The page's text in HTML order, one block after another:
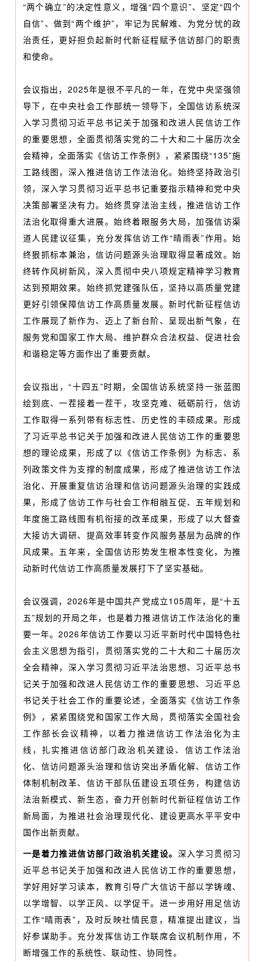
“两个确立”的决定性意义，增强“四个意识”、坚定“四个
自信”、做到“两个维护”，牢记为民解难、为党分忧的政
治责任，更好担负起新时代新征程赋予信访部门的职责
和使命。
会议指出，2025年是很不平凡的一年，在党中央坚强领
导下，在中央社会工作部统一领导下，全国信访系统深
入学习贯彻习近平总书记关于加强和改进人民信访工作
的重要思想，全面贯彻落实党的二十大和二十届历次全
会精神，全面落实《信访工作条例》，紧紧围绕“135”施
工路线图，深入推进信访工作法治化。始终坚持政治引
领，深入学习贯彻习近平总书记重要指示精神和党中央
决策部署坚决有力。始终贯穿法治主线，推进信访工作
法治化取得重大进展。始终着眼服务大局，加强信访渠
道人民建议征集，充分发挥信访工作“晴雨表”作用。始
终狠抓标本兼治，信访问题源头治理取得显著成效。始
终转作风树新风，深入贯彻中央八项规定精神学习教育
达到预期效果。始终抓党建强队伍，坚持以高质量党建
更好引领保障信访工作高质量发展。新时代新征程信访
工作展现了新作为、迈上了新台阶、呈现出新气象，在
服务党和国家工作大局、维护群众合法权益、促进社会
和谐稳定等方面作出了重要贡献。
会议指出，“十四五”时期，全国信访系统坚持一张蓝图
绘到底、一茬接着一茬干，攻坚克难、砥砺前行，信访
工作取得一系列带有标志性、历史性的丰硕成果。形成
了习近平总书记关于加强和改进人民信访工作的重要思
想的理论成果，形成了以《信访工作条例》为标志、系
列政策文件为支撑的制度成果，形成了推进信访工作法
治化、开展重复信访治理和信访问题源头治理的实践成
果，形成了信访工作与社会工作相融互促、五年规划和
年度施工路线图有机衔接的改革成果，形成了以大督查
大接访大调研、提高效率转变作风服务基层为品牌的作
风成果。五年来，全国信访形势发生根本性变化，为推
动新时代信访工作高质量发展打下了坚实基础。
会议强调，2026年是中国共产党成立105周年，是“十五
五”规划的开局之年，也是着力推进信访工作法治化的重
要一年。2026年信访工作要以习近平新时代中国特色社
会主义思想为指引，贯彻落实党的二十大和二十届历次
全会精神，深入学习贯彻习近平法治思想、习近平总书
记关于加强和改进人民信访工作的重要思想、习近平总
书记关于社会工作的重要论述，全面落实《信访工作条
例》，紧紧围绕党和国家工作大局，贯彻落实全国社会
工作部长会议精神，以着力推进信访工作法治化为主
线，扎实推进信访部门政治机关建设、信访工作法治
化、信访问题源头治理和信访突出矛盾化解、信访工作
体制机制改革、信访干部队伍建设五项任务，构建信访
法治新模式、新生态，奋力开创新时代新征程信访工作
新局面，为推进社会治理现代化、建设更高水平平安中
国作出新贡献。
一是着力推进信访部门政治机关建设。 深入学习贯彻习
近平总书记关于加强和改进人民信访工作的重要思想，
学好用好学习读本，教育引导广大信访干部以学铸魂、
以学增智、以学正风、以学促干。进一步用好用足信访
工作“晴雨表”，及时反映社情民意，精准提出建议，当
好参谋助手。充分发挥信访工作联席会议机制作用，不
断增强工作的系统性、联动性、协同性。